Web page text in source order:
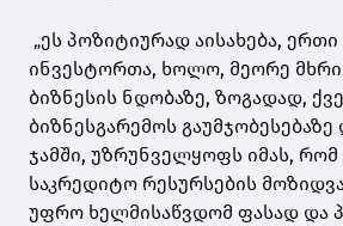
„ეს პოზიტიურად აისახება, ერთი
ინვესტორთა, ხოლო, მეორე
ბიზნესის ნდობაზე, ზოგადად,
ბიზნესგარემოს
ჯამში, უზრუნველყოფს იმას,
საკრედიტო რესურსების
უფრო ხელმისაწვდომ ფასად და